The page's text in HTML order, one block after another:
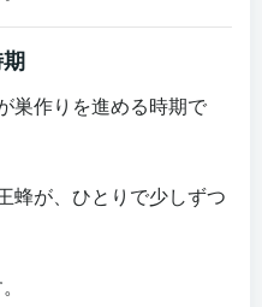
巣作りを進める時期で
蜂が、ひとりで少しずつ